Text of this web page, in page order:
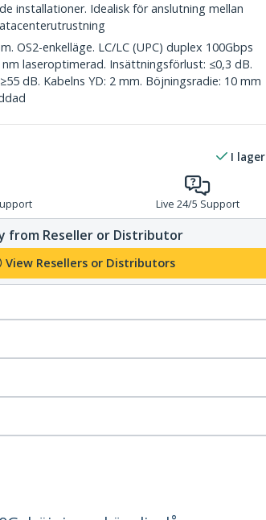
installationer. Idealisk för anslutning mellan
OS2-enkelläge. LC/LC (UPC) duplex 100Gbps
laseroptimerad. Insättningsförlust: ≤0,3 dB.
dB. Kabelns YD: 2 mm. Böjningsradie: 10 mm
I lager
Live 24/5 Support
from Reseller or Distributor
View Resellers or Distributors